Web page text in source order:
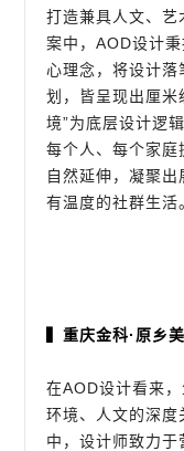
打造兼具人文、
案中，AOD设计
心理念，将设计落
划，皆呈现出厘米
境”为底层设计逻
每个人、每个家
自然延伸，凝聚
有温度的社群生活
▍重庆金科·
在AOD设计看来
环境、人文的深度
中，设计师致力